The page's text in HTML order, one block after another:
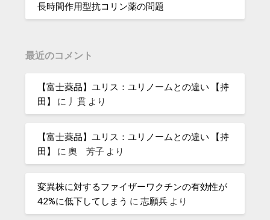
長時間作用型抗コリン薬の問題
最近のコメント
【富士薬品】ユリス：ユリノームとの違い 【持
田】
に 丿貫 より
【富士薬品】ユリス：ユリノームとの違い 【持
田】
に奧 芳子 より
変異株に対するファイザーワクチンの有効性が
42%に低下してしまう に志願兵 より